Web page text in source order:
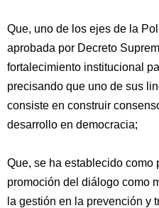
Que, uno de los ejes de la
aprobada por Decreto
fortalecimiento institucional
precisando que uno de sus
consiste en construir
desarrollo en democracia;
Que, se ha establecido como
promoción del diálogo como
la gestión en la prevención y